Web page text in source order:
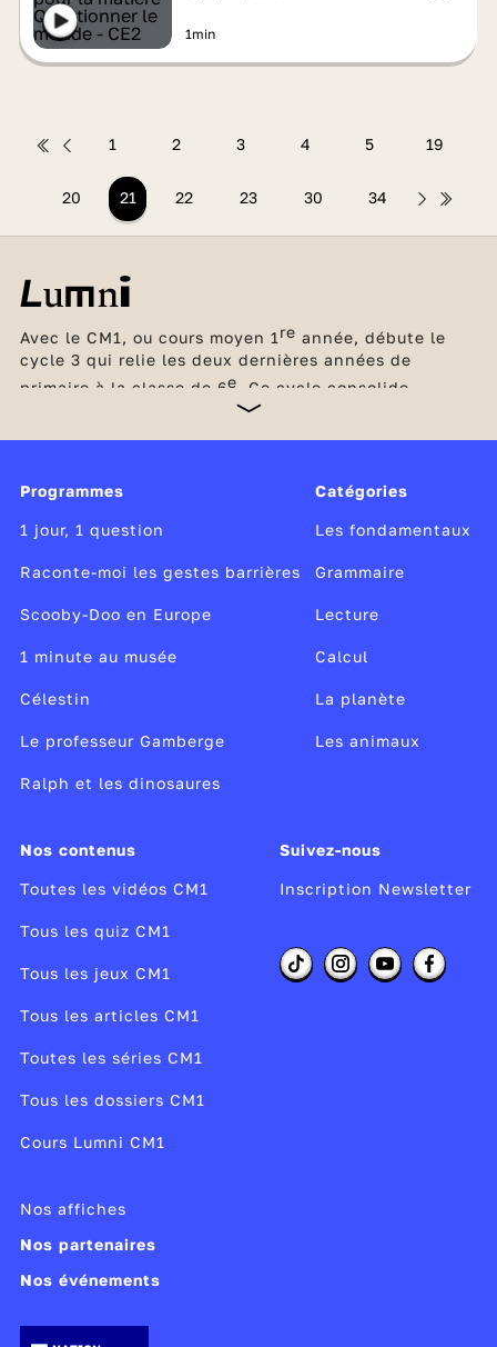
1min
1 2 3 4 5 19
20 21 22 23 30 34
Avec le CM1, ou cours moyen 1re année, débute le
cycle 3 qui relie les deux dernières années de
primaire à la classe de 6e . Ce cycle consolide
l’acquisition des savoirs fondamentaux et initie la
au cœur de tous les apprentissages du cycle. Dès le
CM1, les élèves consolident leurs apprentissages
dans ces domaines et découvrent également les
sciences et la technologie,
Programmes
1 jour, 1 question
Raconte-moi les gestes barrières
Scooby-Doo en Europe
1 minute au musée
Célestin
Le professeur Gamberge
Ralph et les dinosaures
Catégories
Les fondamentaux
Grammaire
Lecture
Calcul
La planète
Les animaux
Nos contenus
Toutes les vidéos CM1
Tous les quiz CM1
Tous les jeux CM1
Tous les articles CM1
Toutes les séries CM1
Tous les dossiers CM1
Cours Lumni CM1
Suivez-nous
Inscription Newsletter
Nos affiches
Nos partenaires
Nos événements